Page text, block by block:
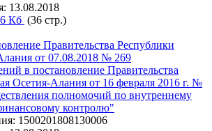
13.08.2018
Кб (36 стр.)
Правительства Республики
от 07.08.2018 № 269
в постановление Правительства
Осетия-Алания от 16 февраля 2016 г. №
полномочий по внутреннему
контролю"
1500201808130006